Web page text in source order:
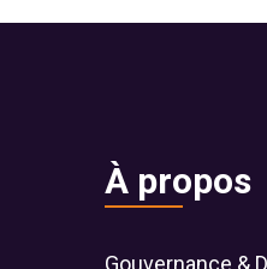
À propos
Gouvernance &